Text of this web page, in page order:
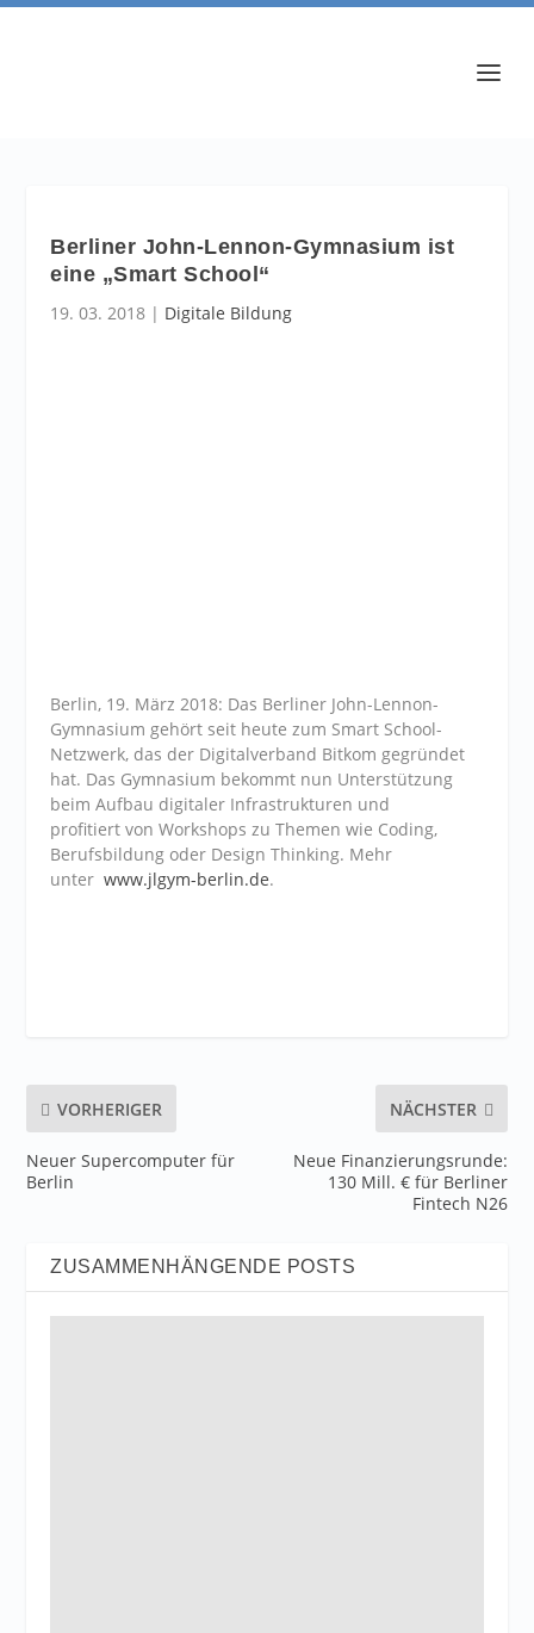
Berliner John-Lennon-Gymnasium ist
eine „Smart School“
19. 03. 2018 | Digitale Bildung
Berlin, 19. März 2018: Das Berliner John-Lennon-
Gymnasium gehört seit heute zum Smart School-
Netzwerk, das der Digitalverband Bitkom gegründet
hat. Das Gymnasium bekommt nun Unterstützung
beim Aufbau digitaler Infrastrukturen und
profitiert von Workshops zu Themen wie Coding,
Berufsbildung oder Design Thinking. Mehr
unterwww.jlgym-berlin.de.
VORHERIGER
Neuer Supercomputer für
Berlin
NÄCHSTER
Neue Finanzierungsrunde:
130 Mill. € für Berliner
Fintech N26
ZUSAMMENHÄNGENDE POSTS